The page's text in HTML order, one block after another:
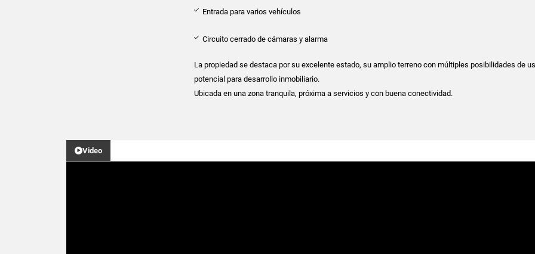
Entrada para varios vehículos
Circuito cerrado de cámaras y alarma
La propiedad se destaca por su excelente estado, su amplio terreno con múltiples posibilidades de
potencial para desarrollo inmobiliario.
Ubicada en una zona tranquila, próxima a servicios y con buena conectividad.
Video